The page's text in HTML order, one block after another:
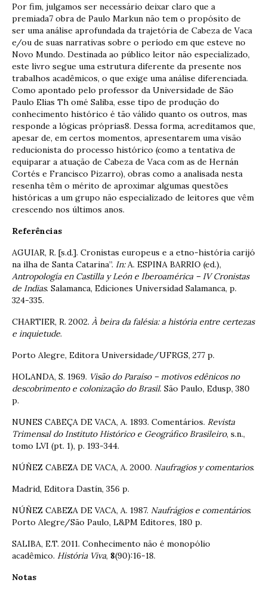
Por fim, julgamos ser necessário deixar claro que a
premiada7 obra de Paulo Markun não tem o propósito de
ser uma análise aprofundada da trajetória de Cabeza de Vaca
e/ou de suas narrativas sobre o período em que esteve no
Novo Mundo. Destinada ao público leitor não especializado,
este livro segue uma estrutura diferente da presente nos
trabalhos acadêmicos, o que exige uma análise diferenciada.
Como apontado pelo professor da Universidade de São
Paulo Elias Th omé Saliba, esse tipo de produção do
conhecimento histórico é tão válido quanto os outros, mas
responde a lógicas próprias8. Dessa forma, acreditamos que,
apesar de, em certos momentos, apresentarem uma visão
reducionista do processo histórico (como a tentativa de
equiparar a atuação de Cabeza de Vaca com as de Hernán
Cortés e Francisco Pizarro), obras como a analisada nesta
resenha têm o mérito de aproximar algumas questões
históricas a um grupo não especializado de leitores que vêm
crescendo nos últimos anos.
Referências
AGUIAR, R. [s.d.]. Cronistas europeus e a etno-história carijó
na ilha de Santa Catarina”. In:A. ESPINA BARRIO (ed.),
Antropología en Castilla y León e Iberoamérica – IV Cronistas
de Indias. Salamanca, Ediciones Universidad Salamanca, p.
324-335.
CHARTIER, R. 2002. À beira da falésia: a história entre certezas
e inquietude.
Porto Alegre, Editora Universidade/UFRGS, 277 p.
HOLANDA, S. 1969. Visão do Paraíso – motivos edênicos no
descobrimento e colonização do Brasil. São Paulo, Edusp, 380
p.
NUNES CABEÇA DE VACA, A. 1893. Comentários. Revista
Trimensal do Instituto Histórico e Geográfico Brasileiro, s.n.,
tomo LVI (pt. 1), p. 193-344.
NÚÑEZ CABEZA DE VACA, A. 2000. Naufragios y comentarios.
Madrid, Editora Dastín, 356 p.
NÚÑEZ CABEZA DE VACA, A. 1987. Naufrágios e comentários.
Porto Alegre/São Paulo, L&PM Editores, 180 p.
SALIBA, E.T. 2011. Conhecimento não é monopólio
acadêmico. História Viva, 8(90):16-18.
Notas